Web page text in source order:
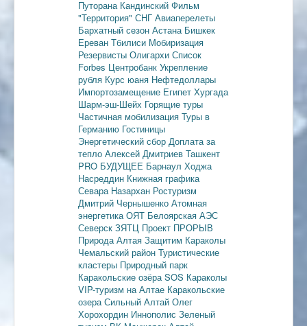
Путорана Кандинский Фильм
"Территория" СНГ Авиаперелеты
Бархатный сезон Астана Бишкек
Ереван Тбилиси Мобиризация
Резервисты Олигархи Список
Forbes Центробанк Укрепление
рубля Курс юаня Нефтедоллары
Импортозамещение Египет Хургада
Шарм-эш-Шейх Горящие туры
Частичная мобилизация Туры в
Германию Гостиницы
Энергетический сбор Доплата за
тепло Алексей Дмитриев Ташкент
PRO БУДУЩЕЕ Барнаул Ходжа
Насреддин Книжная графика
Севара Назархан Ростуризм
Дмитрий Чернышенко Атомная
энергетика ОЯТ Белоярская АЭС
Северск ЗЯТЦ Проект ПРОРЫВ
Природа Алтая Защитим Караколы
Чемальский район Туристические
кластеры Природный парк
Каракольские озёра SOS Караколы
VIP-туризм на Алтае Каракольские
озера Сильный Алтай Олег
Хорохордин Иннополис Зеленый